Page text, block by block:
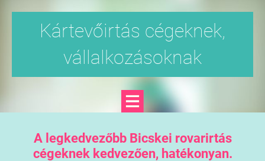
Kártevőirtás cégeknek,
vállalkozásoknak
A legkedvezőbb Bicskei rovarirtás
cégeknek kedvezően, hatékonyan.